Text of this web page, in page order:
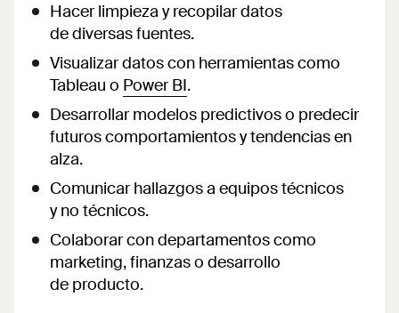
Hacer limpieza y recopilar datos
de diversas fuentes.
Visualizar datos con herramientas como
Tableau o Power BI.
Desarrollar modelos predictivos o predecir
futuros comportamientos y tendencias en
alza.
Comunicar hallazgos a equipos técnicos
y no técnicos.
Colaborar con departamentos como
marketing, finanzas o desarrollo
de producto.